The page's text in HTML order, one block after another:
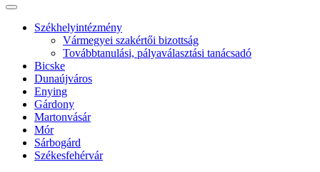
Székhelyintézmény
Vármegyei szakértői bizottság
Továbbtanulási, pályaválasztási tanácsadó
Bicske
Dunaújváros
Enying
Gárdony
Martonvásár
Mór
Sárbogárd
Székesfehérvár